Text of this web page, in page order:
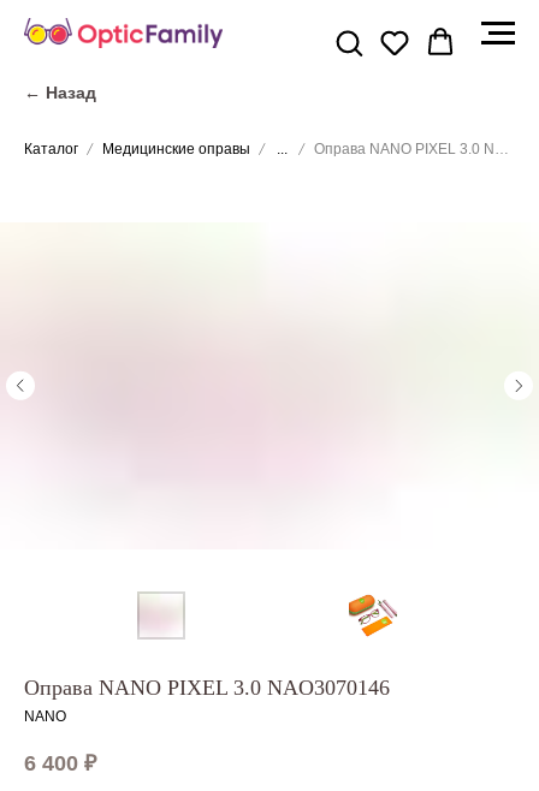
← Назад
Каталог Медицинские оправы ... Оправа NANO PIXEL 3.0 NAO3070146
Оправа NANO PIXEL 3.0 NAO3070146
NANO
6 400 ₽